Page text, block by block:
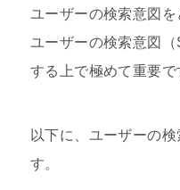
ユーザーの検索意図
ユーザーの検索意図
する上で極めて重要で
以下に、ユーザーの
す。